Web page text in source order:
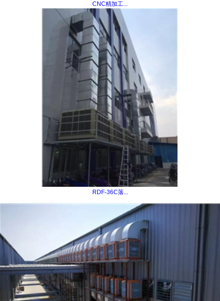
CNC精加工...
RDF-36C落...